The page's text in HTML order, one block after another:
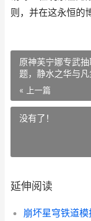
则，并在这永恒的
原神芙宁娜专武
题，静水之华与
« 上一篇
没有了！
延伸阅读